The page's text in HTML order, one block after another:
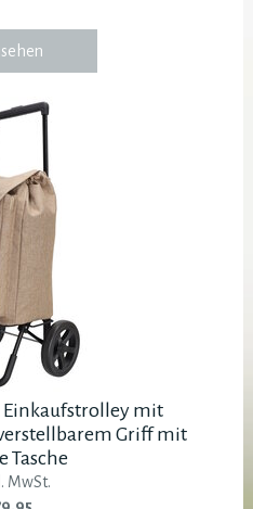
Einkaufstrolley mit
Griff mit
Tasche
MwSt.